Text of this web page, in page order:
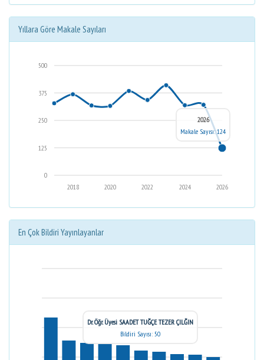
Yıllara Göre Makale Sayıları
0
125
250
375
500
2026
2024
2022
2020
2018
2026
Makale Sayısı: 124
En Çok Bildiri Yayınlayanlar
Dr. Öğr. Üyesi SAADET TUĞÇE TEZER ÇILĞIN
Bildiri Sayısı: 50